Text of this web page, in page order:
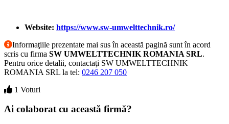
Website: https://www.sw-umwelttechnik.ro/
Informaţiile prezentate mai sus în această pagină sunt în acord
scris cu firma SW UMWELTTECHNIK ROMANIA SRL.
Pentru orice detalii, contactaţi SW UMWELTTECHNIK
ROMANIA SRL la tel: 0246 207 050
1 Voturi
Ai colaborat cu această firmă?